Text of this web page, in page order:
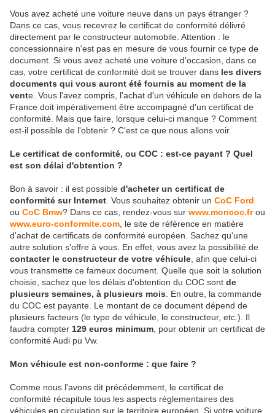
Vous avez acheté une voiture neuve dans un pays étranger ?
Dans ce cas, vous recevrez le certificat de conformité délivré
directement par le constructeur automobile. Attention : le
concessionnaire n'est pas en mesure de vous fournir ce type de
document. Si vous avez acheté une voiture d'occasion, dans ce
cas, votre certificat de conformité doit se trouver dans les divers
documents qui vous auront été fournis au moment de la
vente. Vous l'avez compris, l'achat d'un véhicule en dehors de la
France doit impérativement être accompagné d'un certificat de
conformité. Mais que faire, lorsque celui-ci manque ? Comment
est-il possible de l'obtenir ? C'est ce que nous allons voir.
Le certificat de conformité, ou COC : est-ce payant ? Quel
est son délai d'obtention ?
Bon à savoir : il est possible d'acheter un certificat de
conformité sur Internet . Vous souhaitez obtenir un CoC Ford
ou CoC Bmw? Dans ce cas, rendez-vous sur www.moncoc.frou
www.euro-conformite.com , le site de référence en matière
d'achat de certificats de conformité européen. Sachez qu'une
autre solution s'offre à vous. En effet, vous avez la possibilité de
contacter le constructeur de votre véhicule , afin que celui-ci
vous transmette ce fameux document. Quelle que soit la solution
choisie, sachez que les délais d'obtention du COC sont de
plusieurs semaines, à plusieurs mois . En outre, la commande
du COC est payante. Le montant de ce document dépend de
plusieurs facteurs (le type de véhicule, le constructeur, etc.). Il
faudra compter 129 euros minimum , pour obtenir un certificat de
conformité Audi pu Vw.
Mon véhicule est non-conforme : que faire ?
Comme nous l'avons dit précédemment, le certificat de
conformité récapitule tous les aspects réglementaires des
véhicules en circulation sur le territoire européen. Si votre voiture